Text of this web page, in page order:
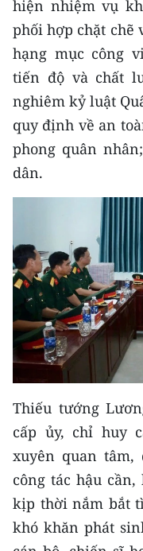
hiện nhiệm vụ
phối hợp chặt
hạng mục công
tiến độ và chất
nghiêm kỷ luật
quy định về an
phong quân
dân.
Thiếu tướng
cấp ủy, chỉ huy
xuyên quan tâm,
công tác hậu cần,
kịp thời nắm bắt
khó khăn phát